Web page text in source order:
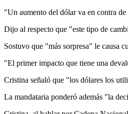
"Un aumento del dólar va en contra
Dijo al respecto que "este tipo de
Sostuvo que "más sorpresa" le causa
"El primer impacto que tiene una
Cristina señaló que "los dólares los
La mandataria ponderó además "la